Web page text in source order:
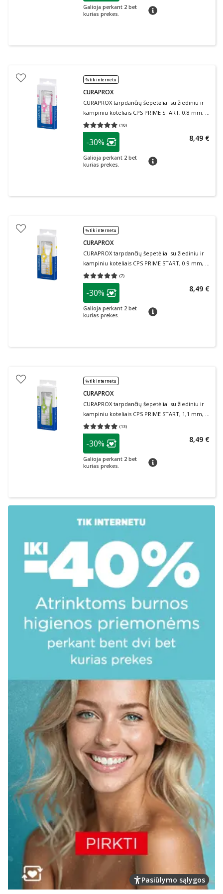
Galioja perkant 2 bet
kurias prekes.
patarimas
% tik internetu
CURAPROX
CURAPROX tarpdančių šepetėliai su žiediniu ir
kampiniu koteliais CPS PRIME START, 0,8 mm, 5
vnt.
(10)
Vidutinis įvertinimas 5.00
patarimas
Lojalumo klubo narių nuolaida
-30%
Galioja perkant 2 bet
kurias prekes.
patarimas
8,49 €
% tik internetu
CURAPROX
CURAPROX tarpdančių šepetėliai su žiediniu ir
kampiniu koteliais CPS PRIME START, 0.9 mm, 5
vnt.
(7)
Vidutinis įvertinimas 4.71
patarimas
Lojalumo klubo narių nuolaida
-30%
Galioja perkant 2 bet
kurias prekes.
patarimas
8,49 €
% tik internetu
CURAPROX
CURAPROX tarpdančių šepetėliai su žiediniu ir
kampiniu koteliais CPS PRIME START, 1,1 mm, 5
vnt.
(13)
Vidutinis įvertinimas 4.92
patarimas
Lojalumo klubo narių nuolaida
-30%
Galioja perkant 2 bet
kurias prekes.
patarimas
8,49 €
Pasiūlymo sąlygos